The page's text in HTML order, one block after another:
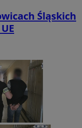
Śląskich